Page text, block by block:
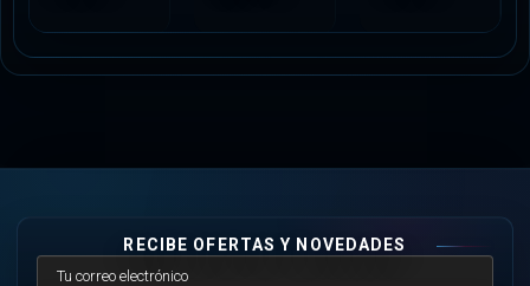
RECIBE OFERTAS Y NOVEDADES